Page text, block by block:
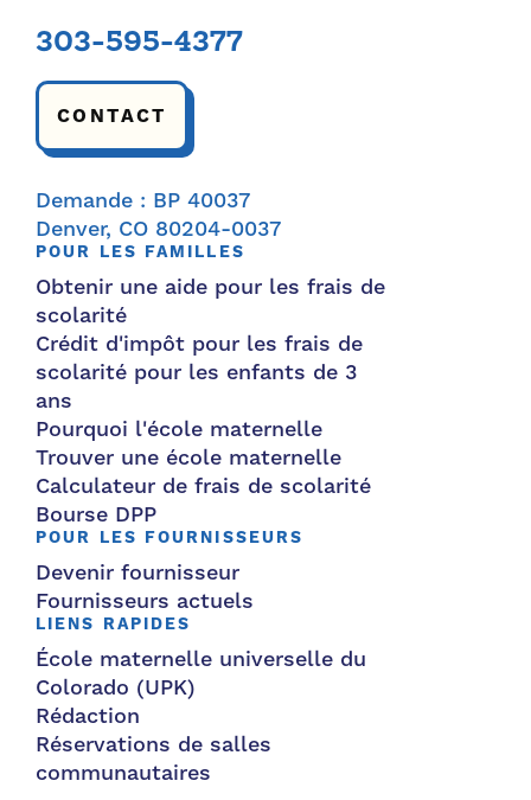
303-595-4377
CONTACT
Demande : BP 40037
Denver, CO 80204-0037
POUR LES FAMILLES
Obtenir une aide pour les frais de
scolarité
Crédit d'impôt pour les frais de
scolarité pour les enfants de 3
ans
Pourquoi l'école maternelle
Trouver une école maternelle
Calculateur de frais de scolarité
Bourse DPP
POUR LES FOURNISSEURS
Devenir fournisseur
Fournisseurs actuels
LIENS RAPIDES
École maternelle universelle du
Colorado (UPK)
Rédaction
Réservations de salles
communautaires